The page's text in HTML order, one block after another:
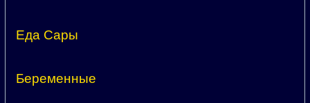
Еда Сары
Беременные